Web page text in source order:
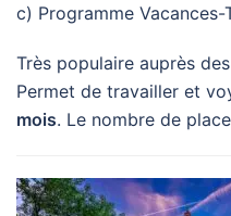
c) Programme Vacances-
Très populaire auprès
Permet de travailler et
mois. Le nombre de